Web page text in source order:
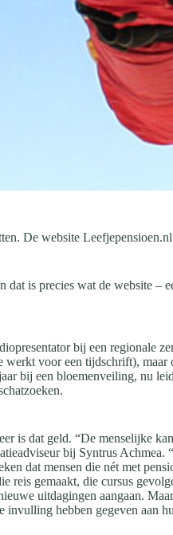
De website
is precies wat de website
bij een regionale
voor een tijdschrift),
bij een bloemenveiling, nu
is dat geld. “De menselijke
bij Syntrus
dat mensen die nét met
reis gemaakt, die cursus
uitdagingen aangaan.
hebben gegeven aan